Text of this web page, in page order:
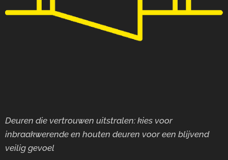
Deuren die vertrouwen uitstralen: kies voor
inbraakwerende en houten deuren vooreen blijvend
veilig gevoel